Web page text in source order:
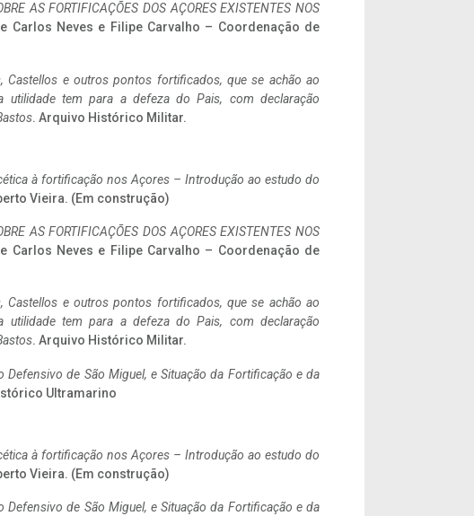
AS FORTIFICAÇÕES DOS AÇORES EXISTENTES NOS
Carlos Neves e Filipe Carvalho – Coordenação de
Castellos e outros pontos fortificados, que se achão ao
utilidade tem para a defeza do Pais, com declaração
. Arquivo Histórico Militar.
à fortificação nos Açores – Introdução ao estudo do
Vieira. (Em construção)
AS FORTIFICAÇÕES DOS AÇORES EXISTENTES NOS
Carlos Neves e Filipe Carvalho – Coordenação de
Castellos e outros pontos fortificados, que se achão ao
utilidade tem para a defeza do Pais, com declaração
. Arquivo Histórico Militar.
Defensivo de São Miguel, e Situação da Fortificação e da
Ultramarino
à fortificação nos Açores – Introdução ao estudo do
Vieira. (Em construção)
Defensivo de São Miguel, e Situação da Fortificação e da